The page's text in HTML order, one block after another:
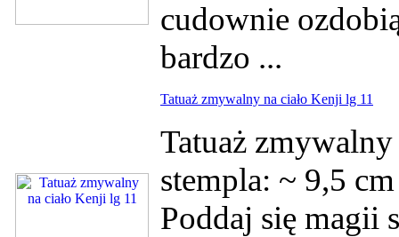
cudownie
bardzo ...
Tatuaż zmywalny na ciało Kenji lg 11
Tatuaż
stempla: ~ 9,5
Poddaj się magii